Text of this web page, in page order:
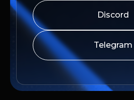
Discord
Telegram